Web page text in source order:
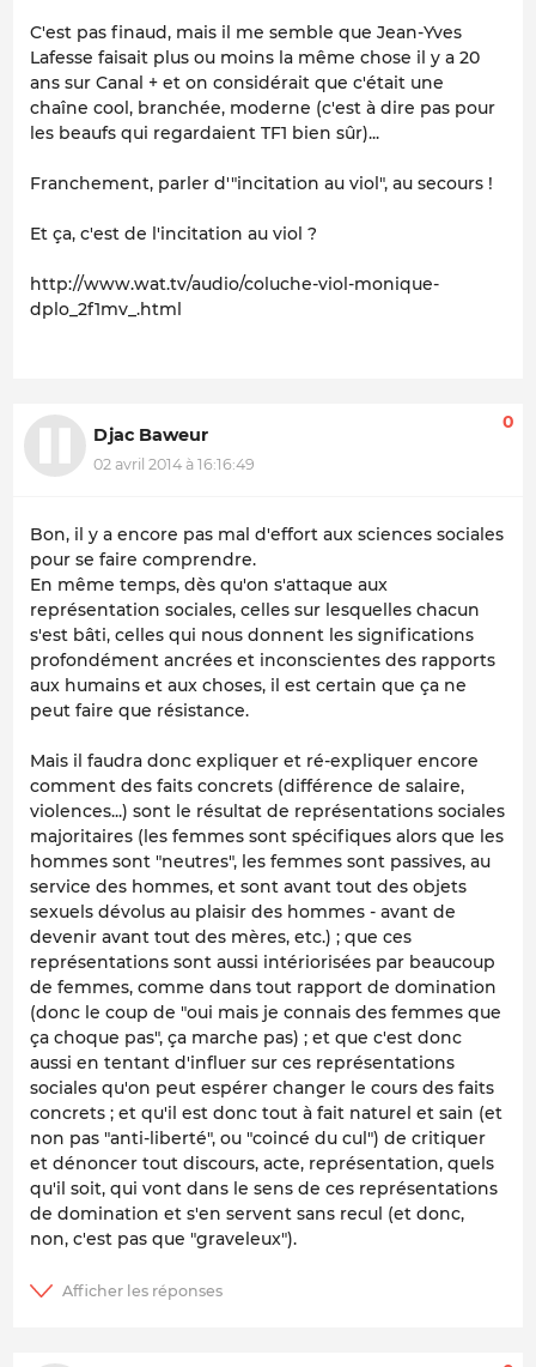
C'est pas finaud, mais il me semble que Jean-Yves
Lafesse faisait plus ou moins la même chose il y a 20
ans sur Canal + et on considérait que c'était une
chaîne cool, branchée, moderne (c'est à dire pas pour
les beaufs qui regardaient TF1 bien sûr)...
Franchement, parler d'"incitation au viol", au secours !
Et ça, c'est de l'incitation au viol ?
http://www.wat.tv/audio/coluche-viol-monique-
dplo_2f1mv_.html
Djac Baweur
02 avril 2014 à 16:16:49
0
Bon, il y a encore pas mal d'effort aux sciences sociales
pour se faire comprendre.
En même temps, dès qu'on s'attaque aux
représentation sociales, celles sur lesquelles chacun
s'est bâti, celles qui nous donnent les significations
profondément ancrées et inconscientes des rapports
aux humains et aux choses, il est certain que ça ne
peut faire que résistance.
Mais il faudra donc expliquer et ré-expliquer encore
comment des faits concrets (différence de salaire,
violences...) sont le résultat de représentations sociales
majoritaires (les femmes sont spécifiques alors que les
hommes sont "neutres", les femmes sont passives, au
service des hommes, et sont avant tout des objets
sexuels dévolus au plaisir des hommes - avant de
devenir avant tout des mères, etc.) ; que ces
représentations sont aussi intériorisées par beaucoup
de femmes, comme dans tout rapport de domination
(donc le coup de "oui mais je connais des femmes que
ça choque pas", ça marche pas) ; et que c'est donc
aussi en tentant d'influer sur ces représentations
sociales qu'on peut espérer changer le cours des faits
concrets ; et qu'il est donc tout à fait naturel et sain (et
non pas "anti-liberté", ou "coincé du cul") de critiquer
et dénoncer tout discours, acte, représentation, quels
qu'il soit, qui vont dans le sens de ces représentations
de domination et s'en servent sans recul (et donc,
non, c'est pas que "graveleux").